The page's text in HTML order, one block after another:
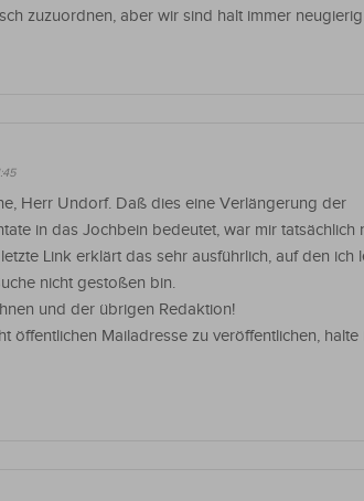
zuzuordnen, aber wir sind halt immer
Herr Undorf. Daß dies eine Verlängerung der
in das Jochbein bedeutet, war mir tatsächlich
Link erklärt das sehr ausführlich, auf den ich
nicht gestoßen bin.
und der übrigen Redaktion!
öffentlichen Mailadresse zu veröffentlichen, halte